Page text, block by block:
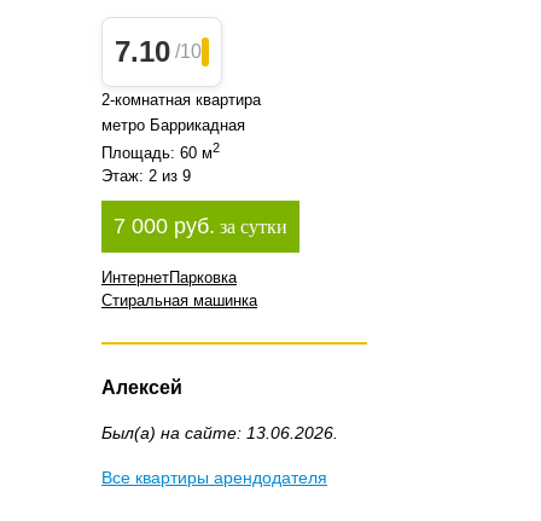
7.10 /10
2-комнатная квартира
метро Баррикадная
Площадь: 60 м2
Этаж: 2 из 9
7 000 руб. за сутки
ИнтернетПарковка
Стиральная машинка
Алексей
Был(а) на сайте: 13.06.2026.
Все квартиры арендодателя